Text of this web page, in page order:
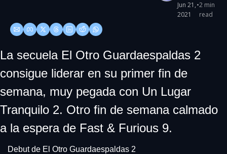
Jun 21,
2021
•2 min
read
La secuela El Otro Guardaespaldas 2
consigue liderar en su primer fin de
semana, muy pegada con Un Lugar
Tranquilo 2. Otro fin de semana calmado
a la espera de Fast & Furious 9.
Debut de El Otro Guardaespaldas 2